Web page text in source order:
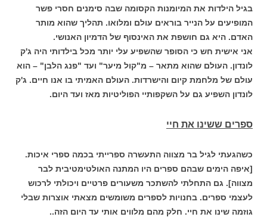
בגיל הילדות את המיומנות הקסומה שבה סימנים חסרי פשר
המופיעים על הנייר בוראים עולם ומלואו. תהליך שהוא מותר
האדם. היא גם חושפת את האינסוף של הדמיון האנושי.
אני אישית חש כי הסופר שהשפיע עלי יותר מכל בילדותי היה ג'ק
לונדון. העולם שהוא מתאר – מ"קול מיער" ועד "פנג הלבן" – הוא
עולם של מלחמת קיום והישרדות. העולם האמיתי בו אנו חיים. ג'ק
לונדון השפיע גם על השקפותיי הפוליטיות מאז ועד היום.
ספרים ששינו את חיי
כשהגעתי לגיל בר מצווה התעשרה ספרייתי בכמה ספרי איכות.
[איפה הימים שבהם ספרים היו המתנה האולטימטיבית לבר
מצווה]. גם התחלתי להשתכר משעורים פרטיים ויכולתי לרכוש
לעצמי ספרים. בחנויות לספרים משומשים מצאתי אוצרות שבלי
גוזמה שינו את חיי. חלק מהם מלווים אותי עד היום הזה..